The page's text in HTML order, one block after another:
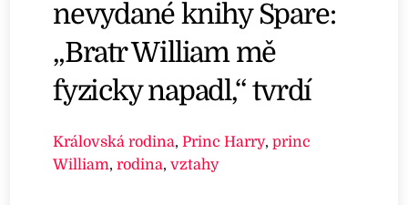
nevydané knihy Spare:
„Bratr William mě
fyzicky napadl,“ tvrdí
Královská rodina,Princ Harry,princ
William,rodina,vztahy